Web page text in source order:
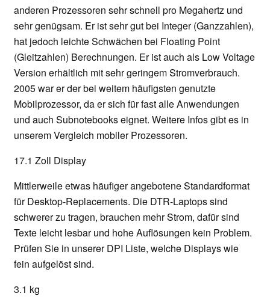
anderen Prozessoren sehr schnell pro Megahertz und
sehr genügsam. Er ist sehr gut bei Integer (Ganzzahlen),
hat jedoch leichte Schwächen bei Floating Point
(Gleitzahlen) Berechnungen. Er ist auch als Low Voltage
Version erhältlich mit sehr geringem Stromverbrauch.
2005 war er der bei weitem häufigsten genutzte
Mobilprozessor, da er sich für fast alle Anwendungen
und auch Subnotebooks eignet. Weitere Infos gibt es in
unserem Vergleich mobiler Prozessoren.
17.1 Zoll Display
Mittlerweile etwas häufiger angebotene Standardformat
für Desktop-Replacements. Die DTR-Laptops sind
schwerer zu tragen, brauchen mehr Strom, dafür sind
Texte leicht lesbar und hohe Auflösungen kein Problem.
Prüfen Sie in unserer DPI Liste, welche Displays wie
fein aufgelöst sind.
3.1 kg